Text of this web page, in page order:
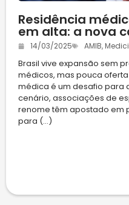
Residência
em alta: a nova
14/03/2025 AMIB,
Brasil vive expansão sem
médicos, mas pouca
médica é um desafio para
cenário, associações de
renome têm apostado
para (...)